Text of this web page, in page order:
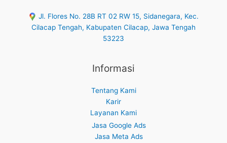
Jl. Flores No. 28B RT 02 RW 15, Sidanegara, Kec.
Cilacap Tengah, Kabupaten Cilacap, Jawa Tengah
53223
Informasi
Tentang Kami
Karir
Layanan Kami
Jasa Google Ads
Jasa Meta Ads